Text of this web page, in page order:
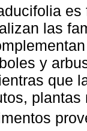
es
las
y
que
plantas